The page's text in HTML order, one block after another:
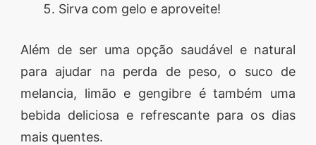
Sirva com gelo e aproveite!
Além de ser uma opção saudável e natural
para ajudar na perda de peso, o suco de
melancia, limão e gengibre é também uma
bebida deliciosa e refrescante para os dias
mais quentes.